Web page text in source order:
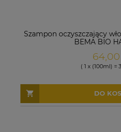
Szampon oczyszczający
BEMA BIO
64,00
( 1 x (100ml) =
DO